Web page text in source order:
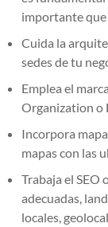
importante
Cuida la
sedes de tu
Emplea el
Organization o
Incorpora
mapas con las
Trabaja el SEO
adecuadas,
locales,